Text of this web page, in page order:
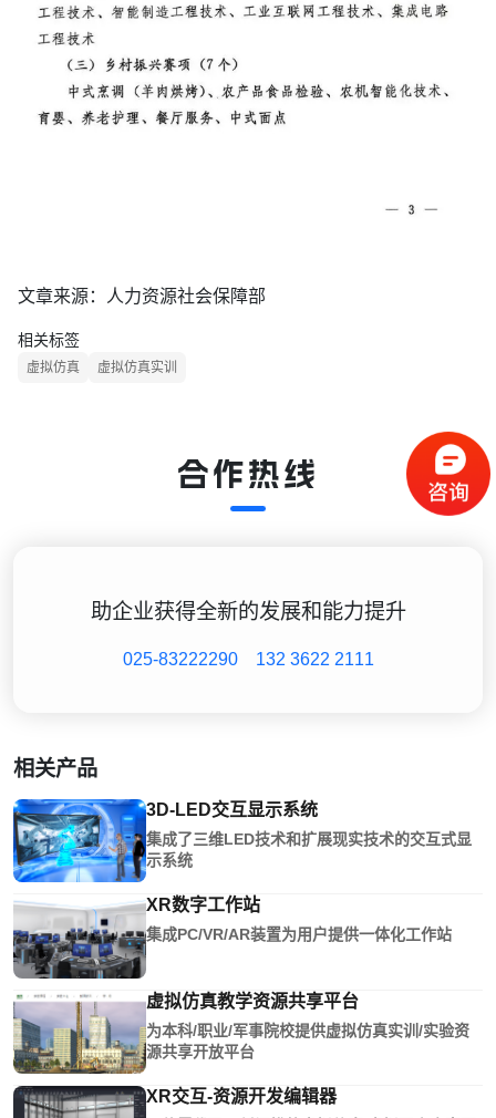
文章来源：人力资源社会保障部
相关标签
虚拟仿真 虚拟仿真实训
合作热线
助企业获得全新的发展和能力提升
025-83222290 132 3622 2111
相关产品
3D-LED交互显示系统
集成了三维LED技术和扩展现实技术的交互式显
示系统
XR数字工作站
集成PC/VR/AR装置为用户提供一体化工作站
虚拟仿真教学资源共享平台
为本科/职业/军事院校提供虚拟仿真实训/实验资
源共享开放平台
XR交互-资源开发编辑器